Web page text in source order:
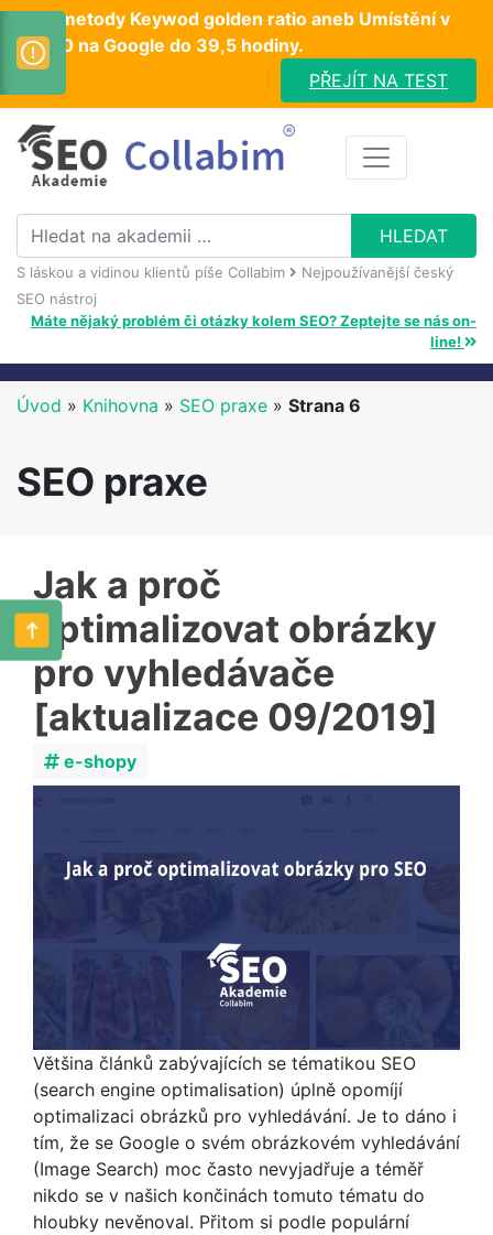
Test metody Keywod golden ratio aneb Umístění v
TOP10 na Google do 39,5 hodiny.
PŘEJÍT NA TEST
S láskou a vidinou klientů píše Collabim
Nejpoužívanější český
SEO nástroj
Máte nějaký problém či otázky kolem SEO? Zeptejte se nás on-
line!
Úvod » Knihovna » SEO praxe » Strana 6
SEO praxe
Jak a proč
optimalizovat obrázky
pro vyhledávače
[aktualizace 09/2019]
e-shopy
Většina článků zabývajících se tématikou SEO
(search engine optimalisation) úplně opomíjí
optimalizaci obrázků pro vyhledávání. Je to dáno i
tím, že se Google o svém obrázkovém vyhledávání
(Image Search) moc často nevyjadřuje a téměř
nikdo se v našich končinách tomuto tématu do
hloubky nevěnoval. Přitom si podle populární